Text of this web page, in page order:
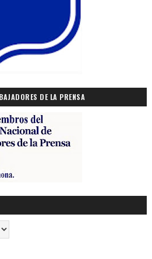
DE LA PRENSA